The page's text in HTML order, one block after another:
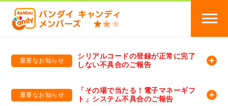
重要なお知らせ
シリアルコードの登録が正常に完了
しない不具合のご報告
重要なお知らせ
「その場で当たる！電子マネーギフ
ト」システム不具合のご報告